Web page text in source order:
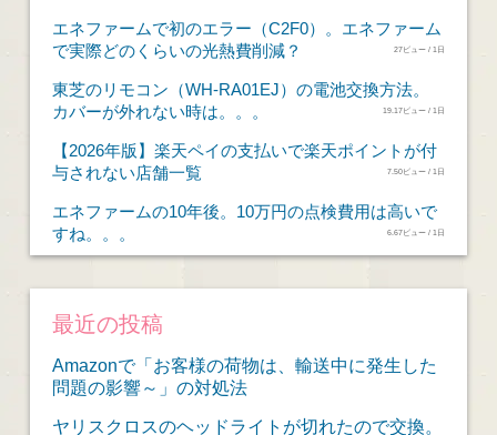
エネファームで初のエラー（C2F0）。エネファーム
で実際どのくらいの光熱費削減？
27ビュー / 1日
東芝のリモコン（WH-RA01EJ）の電池交換方法。
カバーが外れない時は。。。
19.17ビュー / 1日
【2026年版】楽天ペイの支払いで楽天ポイントが付
与されない店舗一覧
7.50ビュー / 1日
エネファームの10年後。10万円の点検費用は高いで
すね。。。
6.67ビュー / 1日
最近の投稿
Amazonで「お客様の荷物は、輸送中に発生した
問題の影響～」の対処法
ヤリスクロスのヘッドライトが切れたので交換。